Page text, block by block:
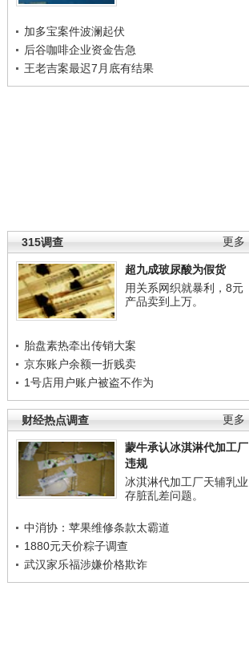
加多宝案件波澜起伏
后谷咖啡企业资金告急
王老吉案最迟7月底有结果
更多
315调查
超九成玻尿酸为假货
用关系网织就暴利，8元
产品卖到上万。
胎盘素热牵出传销大案
京东账户余额一折贱卖
1号店用户账户被盗不作为
更多
财经热点调查
蒙牛承认冰淇淋代加工厂
违规
冰淇淋代加工厂天辅乳业
存脏乱差问题。
中消协：苹果维修条款太霸道
1880元天价粽子调查
武汉家乐福涉嫌价格欺诈